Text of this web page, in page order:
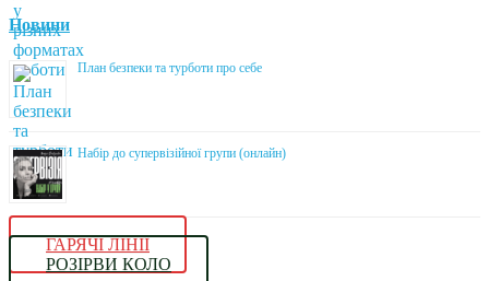
Новини
План безпеки та турботи про себе
Набір до супервізійної групи (онлайн)
ГАРЯЧІ ЛІНІЇ
РОЗІРВИ КОЛО